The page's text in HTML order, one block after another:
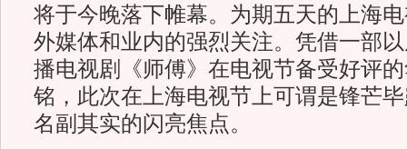
将于今晚落下帷幕。为期五天的上海
外媒体和业内的强烈关注。凭借一部
播电视剧《师傅》在电视节备受好评
铭，此次在上海电视节上可谓是锋芒
名副其实的闪亮焦点。